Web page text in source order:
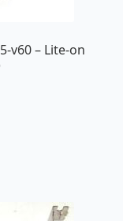
v60 – Lite-on